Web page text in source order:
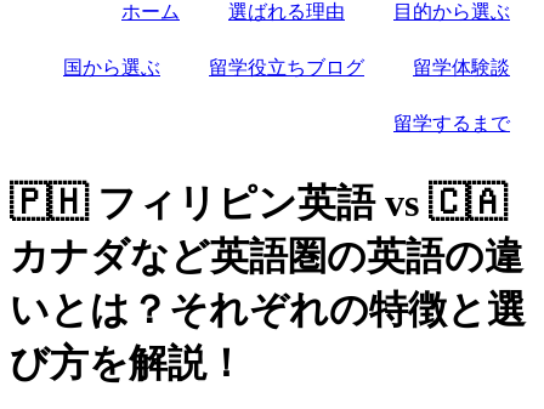
ホーム 選ばれる理由 目的から選ぶ
国から選ぶ 留学役立ちブログ 留学体験談
留学するまで
🇵🇭 フィリピン英語 vs 🇨🇦
カナダなど英語圏の英語の違
いとは？それぞれの特徴と選
び方を解説！